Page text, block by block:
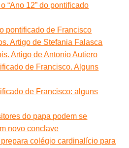
“Ano 12” do pontificado
pontificado de Francisco
Artigo de Stefania Falasca
Artigo de Antonio Autiero
de Francisco. Alguns
de Francisco: alguns
do papa podem se
novo conclave
colégio cardinalício para